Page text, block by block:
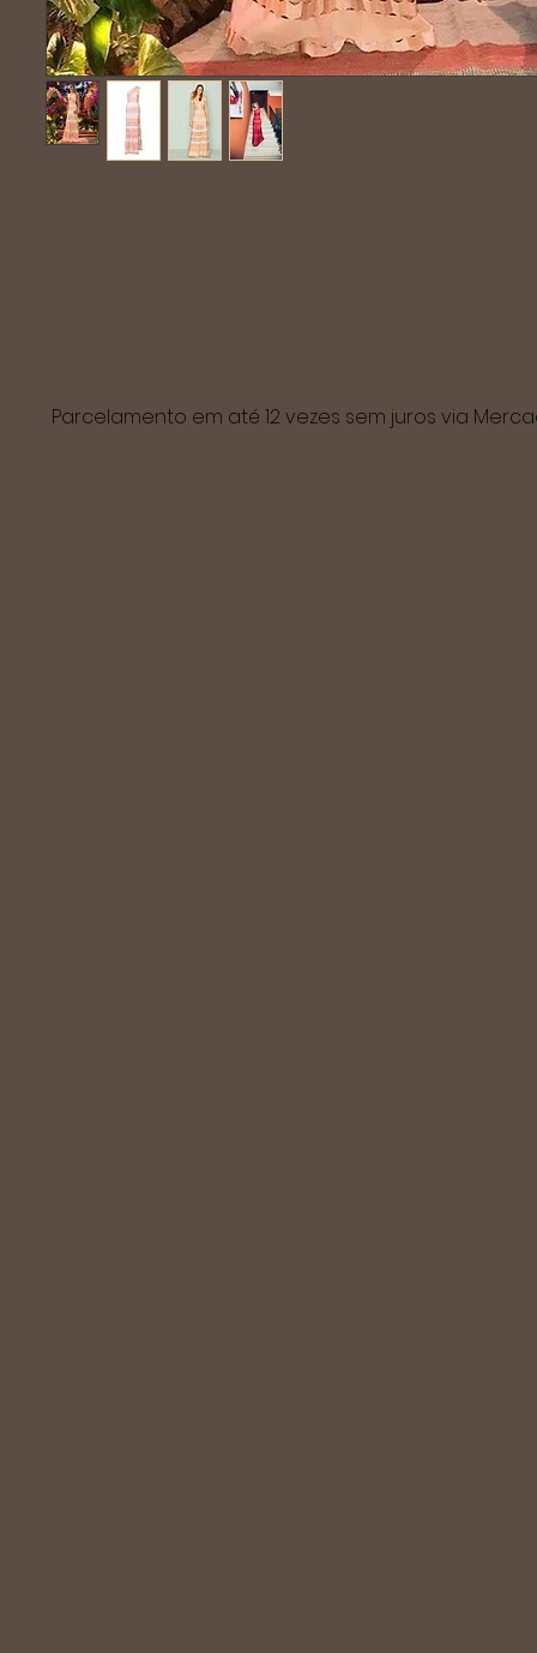
Parcelamento em até 12 vezes sem juros via